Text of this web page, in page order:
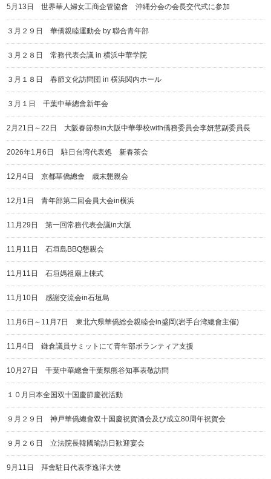
5月13日 世界華人婦女工商企管協會 沖縄分会の会長交代式に参加
３月２９日 華僑親睦運動会 by 聯合青年部
３月２８日 常務代表会議 in 横浜中華学院
３月１８日 春節文化訪問団 in 横浜関内ホール
３月１日 千葉中華總會新年会
2月21日～22日 大阪春節祭in大阪中華學校with僑務委員会李妍慧副委員長
2026年1月6日 駐日台湾代表処 新春茶会
12月4日 京都華僑總會 歳末懇親会
12月1日 青年部第二回会員大会in横浜
11月29日 第一回常務代表会議in大阪
11月11日 石垣島BBQ懇親会
11月11日 石垣媽祖廟上棟式
11月10日 感謝交流会in石垣島
11月6日～11月7日 東北六県華僑総会親睦会in盛岡(岩手台湾總會主催)
11月4日 鎌倉議員サミットにて青年部ボランティア支援
10月27日 千葉中華總會千葉県熊谷知事表敬訪問
１０月日本全国双十国慶節慶祝活動
９月２９日 神戸華僑總會双十国慶祝賀酒会及び成立80周年祝賀会
９月２６日 立法院長韓國瑜訪日歓迎宴会
9月11日 拜會駐日代表李逸洋大使